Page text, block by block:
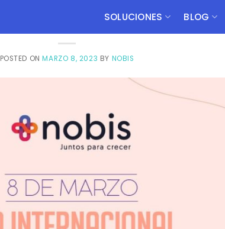
SOLUCIONES BLOG
8 de marzo
POSTED ONMARZO 8, 2023 BY NOBIS